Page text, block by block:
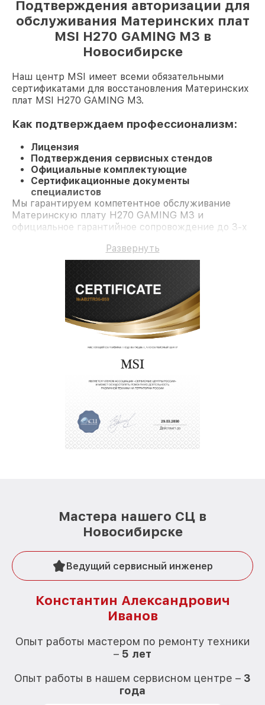
Подтверждения авторизации для
обслуживания Материнских плат
MSI H270 GAMING M3 в
Новосибирске
Наш центр MSI имеет всеми обязательными
сертификатами для восстановления Материнских
плат MSI H270 GAMING M3.
Как подтверждаем профессионализм:
Лицензия
Подтверждения сервисных стендов
Официальные комплектующие
Сертификационные документы
специалистов
Мы гарантируем компетентное обслуживание
Материнскую плату H270 GAMING M3 и
официальное гарантийное сопровождение до 3-х
Развернуть
Мастера нашего СЦ в
Новосибирске
Ведущий сервисный инженер
Константин Александрович
Иванов
Опыт работы мастером по ремонту техники
– 5 лет
Опыт работы в нашем сервисном центре – 3
года